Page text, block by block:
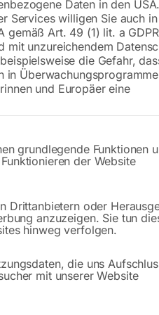
Standard (Österreich):€
beachten Sie: Die Versandkosten
In den
Sie haben
Gerne
Anfrageformular
Daten in den
Services willigen Sie auch
gemäß Art. 49 (1) lit. a
mit unzureichendem
die Gefahr,
in
und Europäer eine
die eine Einwilligung erteilt
grundlegende Funktionen
der Website
Drittanbietern oder
anzuzeigen. Sie tun
hinweg verfolgen.
die uns
mit unserer Website